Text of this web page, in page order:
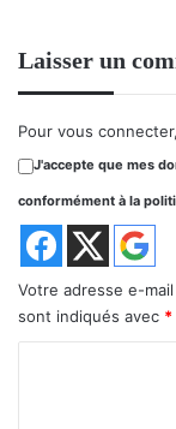
Laisser un
Pour vous
J'accepte que mes
conformément à la
Votre adresse e-
sont indiqués avec *